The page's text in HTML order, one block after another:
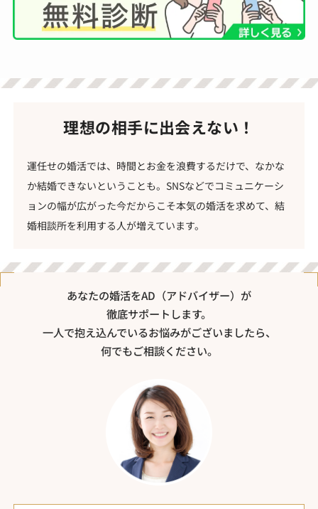
理想の相手に出会えない！
運任せの婚活では、時間とお金を浪費するだけで、なかな
か結婚できないということも。SNSなどでコミュニケーシ
ョンの幅が広がった今だからこそ本気の婚活を求めて、結
婚相談所を利用する人が増えています。
あなたの婚活をAD（アドバイザー）が
徹底サポートします。
一人で抱え込んでいるお悩みがございましたら、
何でもご相談ください。